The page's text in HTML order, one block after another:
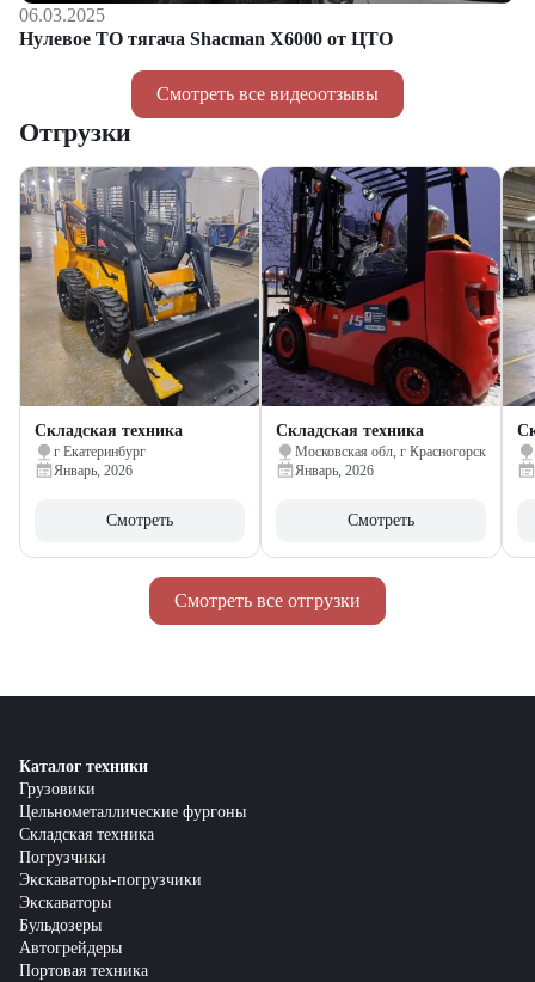
Смотреть все видеоотзывы
06.03.2025
Нулевое ТО тягача Shacman Х6000 от ЦТО
Смотреть все отгрузки
Отгрузки
Складская техника
г Екатеринбург
Январь, 2026
Смотреть
Складская техника
Московская обл, г Красногорск
Январь, 2026
Смотреть
Каталог техники
Грузовики
Цельнометаллические фургоны
Складская техника
Погрузчики
Экскаваторы-погрузчики
Экскаваторы
Бульдозеры
Автогрейдеры
Портовая техника